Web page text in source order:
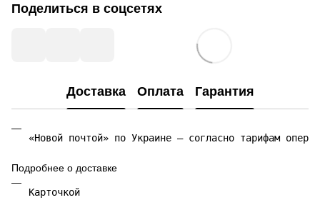
Поделиться в соцсетях
Доставка Оплата Гарантия
«Новой почтой» по Украине — согласно тарифам
Подробнее о доставке
Карточкой